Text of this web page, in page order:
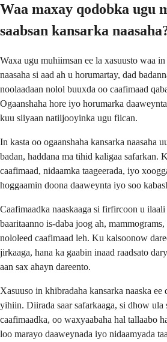
Waa maxay qodobka ugu
saabsan kansarka
Waxa ugu muhiimsan ee la xasuusto waa
naasaha si aad ah u horumartay, dad
noolaadaan nolol buuxda oo caafimaad
Ogaanshaha hore iyo horumarka
kuu siiyaan natiijooyinka ugu fiican.
In kasta oo ogaanshaha kansarka naasaha
badan, haddana ma tihid kaligaa safarkan.
caafimaad, nidaamka taageerada, iyo
hoggaamin doona daaweynta iyo soo
Caafimaadka naaskaaga si firfircoon u
baaritaanno is-daba joog ah,
nololeed caafimaad leh. Ku kalsoonow
jirkaaga, hana ka gaabin inaad raadsato
aan sax ahayn dareento.
Xasuuso in khibradaha kansarka naaska
yihiin. Diirada saar safarkaaga, si dhow ula
caafimaadka, oo waxyaabaha hal tallaabo
loo marayo daaweynada iyo nidaamyada